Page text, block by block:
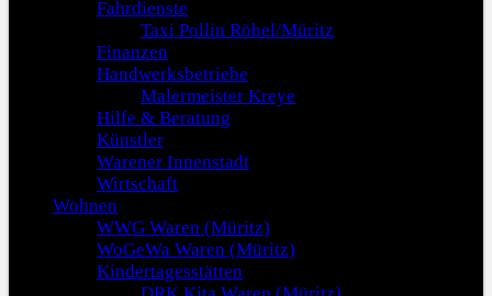
Fahrdienste
Taxi Pollin Röbel/Müritz
Finanzen
Handwerksbetriebe
Malermeister Kreye
Hilfe & Beratung
Künstler
Warener Innenstadt
Wirtschaft
Wohnen
WWG Waren (Müritz)
WoGeWa Waren (Müritz)
Kindertagesstätten